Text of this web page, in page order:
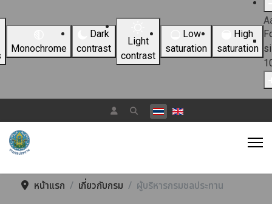
Monochrome
Dark
contrast
Light
contrast
Low
saturation
High
saturation
เลือกภาษาของคุณ
หน้าแรก เกี่ยวกับกรม ผู้บริหารกรมชลประทาน